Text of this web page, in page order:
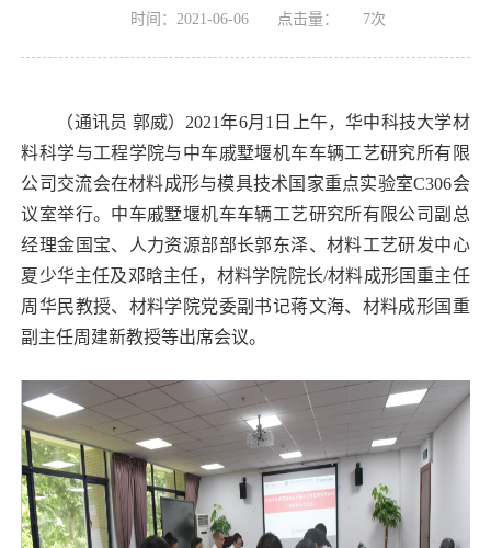
时间：2021-06-06 点击量： 7次
（通讯员 郭威）2021年6月 1 日上午，华中科技大学材
料科学与工程学院与中车戚墅堰机车车辆工艺研究所有限
公司交流会在材料成形与模具技术国家重点实验室C306会
议室举行。中车戚墅堰机车车辆工艺研究所有限公司副总
经理金国宝、人力资源部部长郭东泽、材料工艺研发中心
夏少华主任及邓晗主任，材料学院院长/材料成形国重主任
周华民教授、材料学院党委副书记蒋文海、 材料成形国重
副主任周建新教授等出席会议。